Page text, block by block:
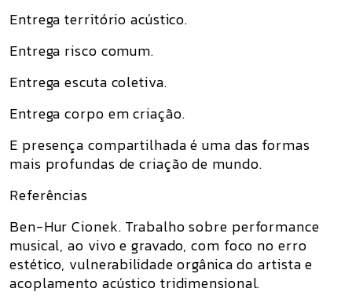
Entrega território acústico.
Entrega risco comum.
Entrega escuta coletiva.
Entrega corpo em criação.
E presença compartilhada é uma das formas
mais profundas de criação de mundo.
Referências
Ben-Hur Cionek. Trabalho sobre performance
musical, ao vivo e gravado, com foco no erro
estético, vulnerabilidade orgânica do artista e
acoplamento acústico tridimensional.